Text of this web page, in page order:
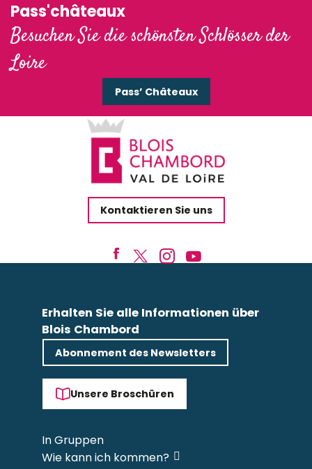
Pass'châteaux
Besuchen Sie die schönsten Schlösser der
Loire
Pass’ Châteaux
Kontaktieren Sie uns
Erhalten Sie alle Informationen über
Blois Chambord
Abonnement des Newsletters
Unsere Broschüren
In Gruppen
Wie kann ich kommen?